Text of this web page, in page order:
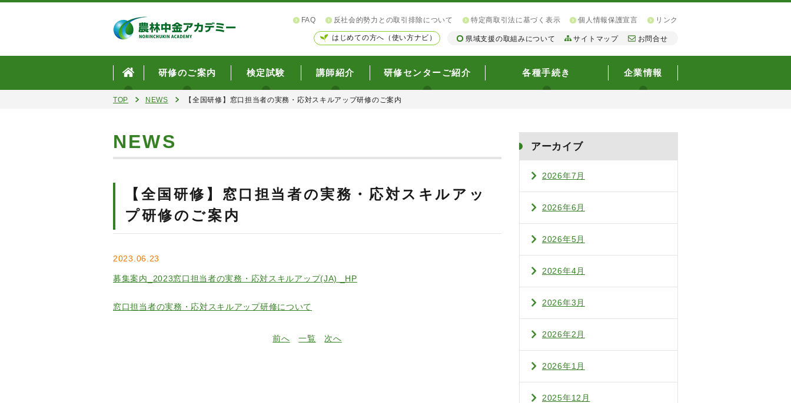
FAQ 反社会的勢力との取引排除について 特定商取引法に基づく表示 個人情報保護宣言 リンク
はじめての方へ（使い方ナビ） 県域支援の取組みについて サイトマップ お問合せ
研修のご案内 検定試験 講師紹介 研修センターご紹介 各種手続き 企業情報
TOP NEWS 【全国研修】窓口担当者の実務・応対スキルアップ研修のご案内
NEWS
【全国研修】窓口担当者の実務・応対スキルアッ
プ研修のご案内
2023.06.23
募集案内_2023窓口担当者の実務・応対スキルアップ(JA) _HP
窓口担当者の実務・応対スキルアップ研修について
前へ 一覧 次へ
アーカイブ
2026年7月
2026年6月
2026年5月
2026年4月
2026年3月
2026年2月
2026年1月
2025年12月